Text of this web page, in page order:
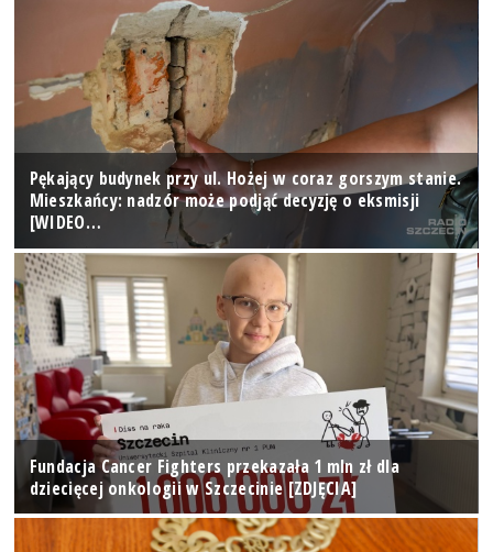
Pękający budynek przy ul. Hożej w coraz gorszym stanie.
Mieszkańcy: nadzór może podjąć decyzję o eksmisji
[WIDEO…
Fundacja Cancer Fighters przekazała 1 mln zł dla
dziecięcej onkologii w Szczecinie [ZDJĘCIA]